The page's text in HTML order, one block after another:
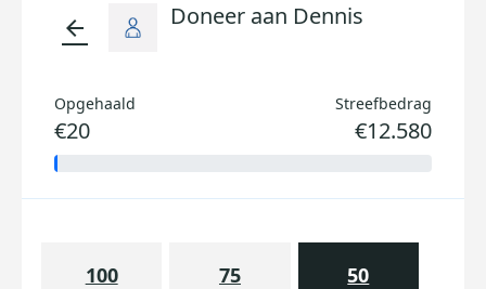
arrow_back Doneer aan Dennis
Opgehaald
€20
Streefbedrag
€12.580
100 75 50